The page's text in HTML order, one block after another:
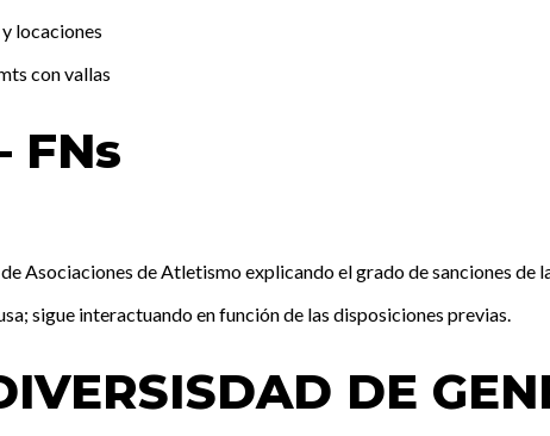
locaciones
con vallas
FNs
Asociaciones de Atletismo explicando el grado de sanciones de
sigue interactuando en función de las disposiciones previas.
DE